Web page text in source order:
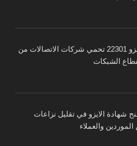
شهادة الايزو 22301 تحمي شركات الاتصالات من
الشبكات
شهادة الايزو في تقليل نزاعات
الموردين والعملاء